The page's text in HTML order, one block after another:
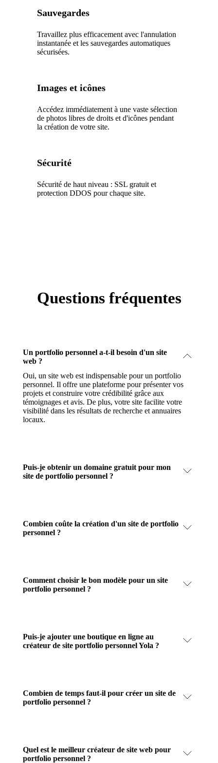
Sauvegardes
Travaillez plus efficacement avec l'annulation
instantanée et les sauvegardes automatiques
sécurisées.
Images et icônes
Accédez immédiatement à une vaste sélection
de photos libres de droits et d'icônes pendant
la création de votre site.
Sécurité
Sécurité de haut niveau : SSL gratuit et
protection DDOS pour chaque site.
Questions fréquentes
Un portfolio personnel a-t-il besoin d'un site
web ?
Oui, un site web est indispensable pour un portfolio
personnel. Il offre une plateforme pour présenter vos
projets et construire votre crédibilité grâce aux
témoignages et avis. De plus, votre site facilite votre
visibilité dans les résultats de recherche et annuaires
locaux.
Puis-je obtenir un domaine gratuit pour mon
site de portfolio personnel ?
Combien coûte la création d'un site de portfolio
personnel ?
Comment choisir le bon modèle pour un site
portfolio personnel ?
Puis-je ajouter une boutique en ligne au
créateur de site portfolio personnel Yola ?
Combien de temps faut-il pour créer un site de
portfolio personnel ?
Quel est le meilleur créateur de site web pour
portfolio personnel ?